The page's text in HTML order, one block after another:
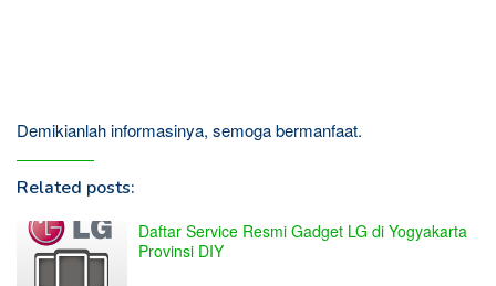
Demikianlah informasinya, semoga bermanfaat.
Related posts:
Daftar Service Resmi Gadget LG di Yogyakarta
Provinsi DIY